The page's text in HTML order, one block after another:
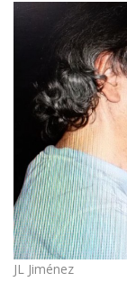
JL Jiménez